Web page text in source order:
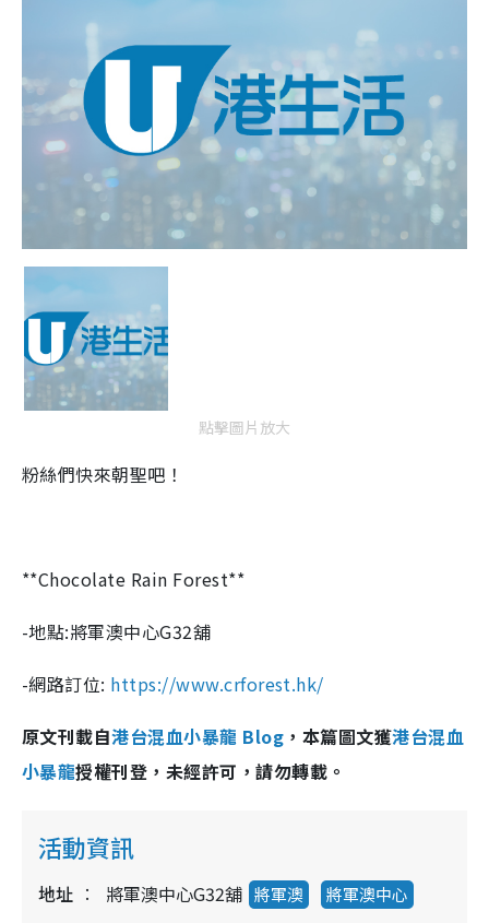
點擊圖片放大
粉絲們快來朝聖吧！
**Chocolate Rain Forest**
-地點:將軍澳中心G32舖
-網路訂位: https://www.crforest.hk/
原文刊載自港台混血小暴龍 Blog ，本篇圖文獲港台混血
小暴龍授權刊登，未經許可，請勿轉載。
活動資訊
地址 將軍澳中心G32舖 將軍澳 將軍澳中心